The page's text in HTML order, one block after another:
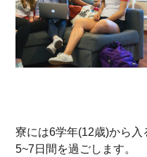
寮には6学年(12歳)から
5~7日間を過ごします。